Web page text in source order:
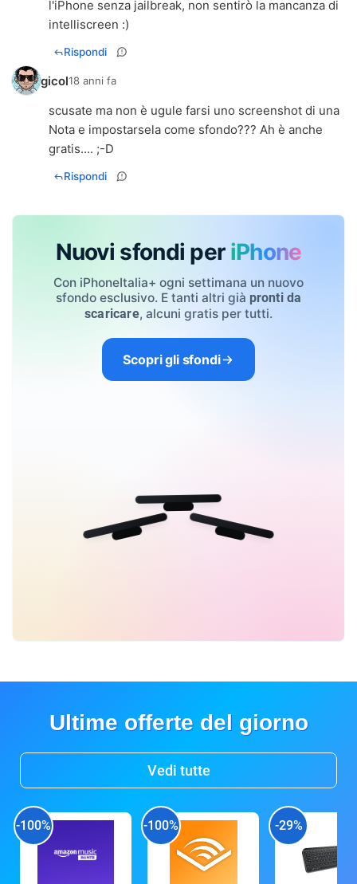
l'iPhone senza jailbreak, non sentirò la mancanza di
intelliscreen :)
Rispondi
gicol18 anni fa
scusate ma non è ugule farsi uno screenshot di una
Nota e impostarsela come sfondo??? Ah è anche
gratis.... ;-D
Rispondi
Nuovi sfondi per iPhone
Con iPhoneItalia+ ogni settimana un nuovo
sfondo esclusivo. E tanti altri già pronti da
scaricare, alcuni gratis per tutti.
Scopri gli sfondi
Ultime offerte del giorno
Vedi tutte
-100% -100% -29%